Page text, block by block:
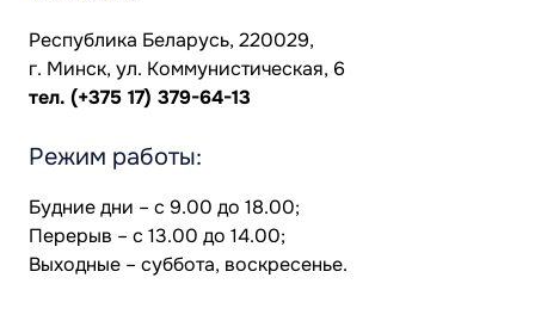
Республика Беларусь, 220029,
г. Минск, ул. Коммунистическая, 6
тел. (+375 17) 379-64-13
Режим работы:
Будние дни – с 9.00 до 18.00;
Перерыв – с 13.00 до 14.00;
Выходные – суббота, воскресенье.